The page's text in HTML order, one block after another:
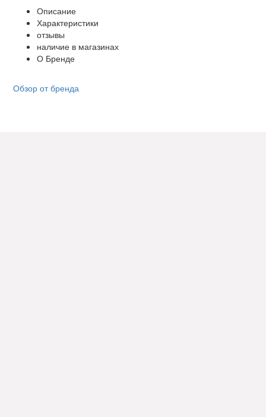
Описание
Характеристики
отзывы
наличие в магазинах
О Бренде
Обзор от бренда